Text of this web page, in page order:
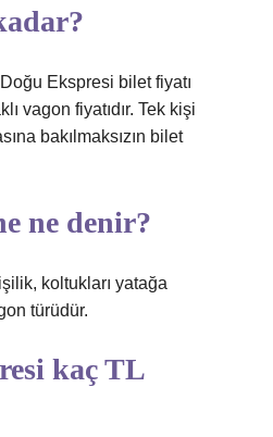
Ekspresi bilet fiyatı
vagon fiyatıdır. Tek kişi
bakılmaksızın bilet
ne denir?
koltukları yatağa
türüdür.
kaç TL